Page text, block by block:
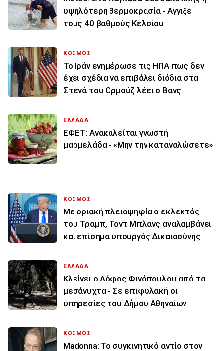
υψηλότερη θερμοκρασία - Αγγιξε
τους 40 βαθμούς Κελσίου
ΚΟΣΜΟΣ
To Ιράν ενημέρωσε τις ΗΠΑ πως δεν
έχει σχέδια να επιβάλει διόδια στα
Στενά του Ορμούζ λέει ο Βανς
ΕΛΛΑΔΑ
ΕΦΕΤ: Ανακαλείται γνωστή
μαρμελάδα - «Μην την καταναλώσετε»
ΚΟΣΜΟΣ
Με οριακή πλειοψηφία ο εκλεκτός
του Τραμπ, Τοντ Μπλανς αναλαμβάνει
και επίσημα υπουργός Δικαιοσύνης
ΕΛΛΑΔΑ
Κλείνει ο Λόφος Φινόπουλου από τα
μεσάνυχτα - Σε επιφυλακή οι
υπηρεσίες του Δήμου Αθηναίων
ΚΟΣΜΟΣ
Madonna: Το συγκινητικό αντίο στον